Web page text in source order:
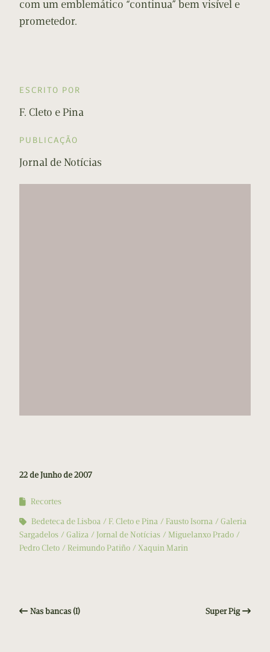
com um emblemático “continua” bem visível e
prometedor.
ESCRITO POR
F. Cleto e Pina
PUBLICAÇÃO
Jornal de Notícias
22 de Junho de 2007
Recortes
Bedeteca de Lisboa
F. Cleto e Pina Fausto Isorna
Galeria
Sargadelos
Galiza Jornal de Notícias
Miguelanxo Prado
Pedro Cleto
Reimundo Patiño Xaquin Marin
Nas bancas (I) Super Pig